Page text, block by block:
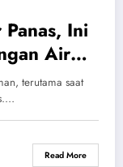
Ini
Air
terutama saat
Read More